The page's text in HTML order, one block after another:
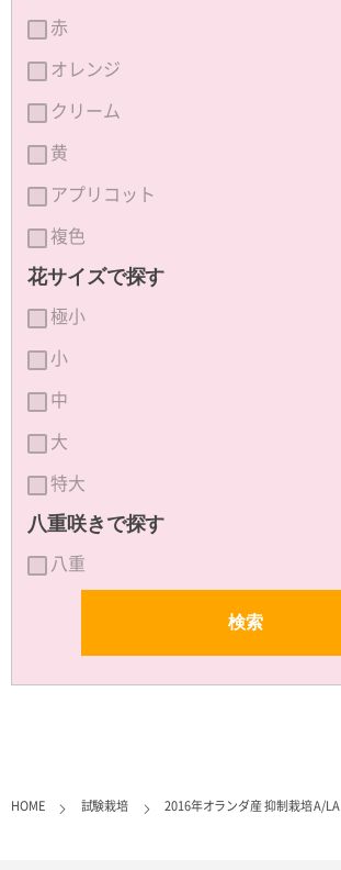
赤
オレンジ
クリーム
黄
アプリコット
複色
花サイズで探す
極小
小
中
大
特大
八重咲きで探す
八重
HOME 試験栽培 2016年オランダ産 抑制栽培 A/LA